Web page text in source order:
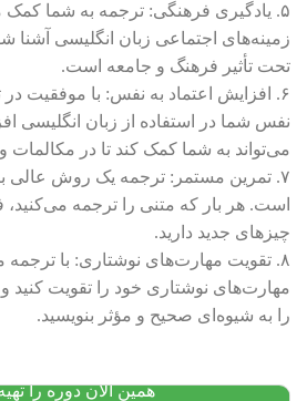
۵. یادگیری فرهنگی: ترجمه به شما کمک
زمینه‌های اجتماعی زبان انگلیسی آشنا
تحت تأثیر فرهنگ و جامعه است.
۶. افزایش اعتماد به نفس: با موفقیت در
نفس شما در استفاده از زبان انگلیسی
می‌تواند به شما کمک کند تا در مکالمات
۷. تمرین مستمر: ترجمه یک روش عالی
است. هر بار که متنی را ترجمه
چیزهای جدید دارید.
۸. تقویت مهارت‌های نوشتاری: با ترجمه
مهارت‌های نوشتاری خود را تقویت کنید و
را به شیوه‌ای صحیح و مؤثر بنویسید.
دوره گرامر پیشرفته انگلیسی
همین الان دوره را